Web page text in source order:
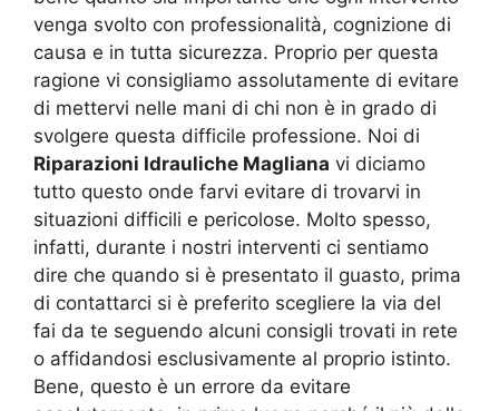
venga svolto con professionalità, cognizione di
causa e in tutta sicurezza. Proprio per questa
ragione vi consigliamo assolutamente di evitare
di mettervi nelle mani di chi non è in grado di
svolgere questa difficile professione. Noi di
Riparazioni Idrauliche Magliana vi diciamo
tutto questo onde farvi evitare di trovarvi in
situazioni difficili e pericolose. Molto spesso,
infatti, durante i nostri interventi ci sentiamo
dire che quando si è presentato il guasto, prima
di contattarci si è preferito scegliere la via del
fai da te seguendo alcuni consigli trovati in rete
o affidandosi esclusivamente al proprio istinto.
Bene, questo è un errore da evitare